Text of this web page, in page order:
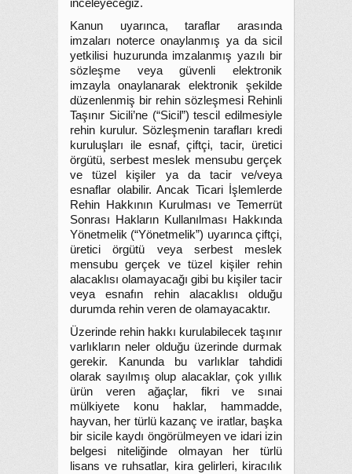
inceleyeceğiz.
Kanun uyarınca, taraflar arasında
imzaları noterce onaylanmış ya da sicil
yetkilisi huzurunda imzalanmış yazılı bir
sözleşme veya güvenli elektronik
imzayla onaylanarak elektronik şekilde
düzenlenmiş bir rehin sözleşmesi Rehinli
Taşınır Sicili’ne (“Sicil”) tescil edilmesiyle
rehin kurulur. Sözleşmenin tarafları kredi
kuruluşları ile esnaf, çiftçi, tacir, üretici
örgütü, serbest meslek mensubu gerçek
ve tüzel kişiler ya da tacir ve/veya
esnaflar olabilir. Ancak Ticari İşlemlerde
Rehin Hakkının Kurulması ve Temerrüt
Sonrası Hakların Kullanılması Hakkında
Yönetmelik (“Yönetmelik”) uyarınca çiftçi,
üretici örgütü veya serbest meslek
mensubu gerçek ve tüzel kişiler rehin
alacaklısı olamayacağı gibi bu kişiler tacir
veya esnafın rehin alacaklısı olduğu
durumda rehin veren de olamayacaktır.
Üzerinde rehin hakkı kurulabilecek taşınır
varlıkların neler olduğu üzerinde durmak
gerekir. Kanunda bu varlıklar tahdidi
olarak sayılmış olup alacaklar, çok yıllık
ürün veren ağaçlar, fikri ve sınai
mülkiyete konu haklar, hammadde,
hayvan, her türlü kazanç ve iratlar, başka
bir sicile kaydı öngörülmeyen ve idari izin
belgesi niteliğinde olmayan her türlü
lisans ve ruhsatlar, kira gelirleri, kiracılık